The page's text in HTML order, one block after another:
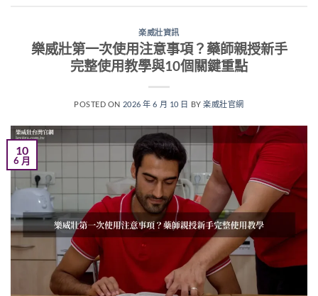
楽威壯資訊
樂威壯第一次使用注意事項？藥師親授新手
完整使用教學與10個關鍵重點
POSTED ON 2026 年 6 月 10 日 BY楽威壯官網
10
6 月